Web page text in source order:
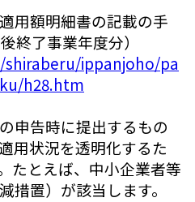
用額明細書の記載の手
終了事業年度分）
ippanjoho/pa
h28.htm
申告時に提出するもの
用状況を透明化するた
たとえば、中小企業者等
措置）が該当します。